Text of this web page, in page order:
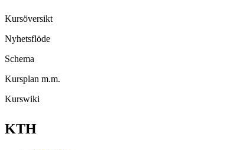
Kursöversikt
Nyhetsflöde
Schema
Kursplan m.m.
Kurswiki
KTH